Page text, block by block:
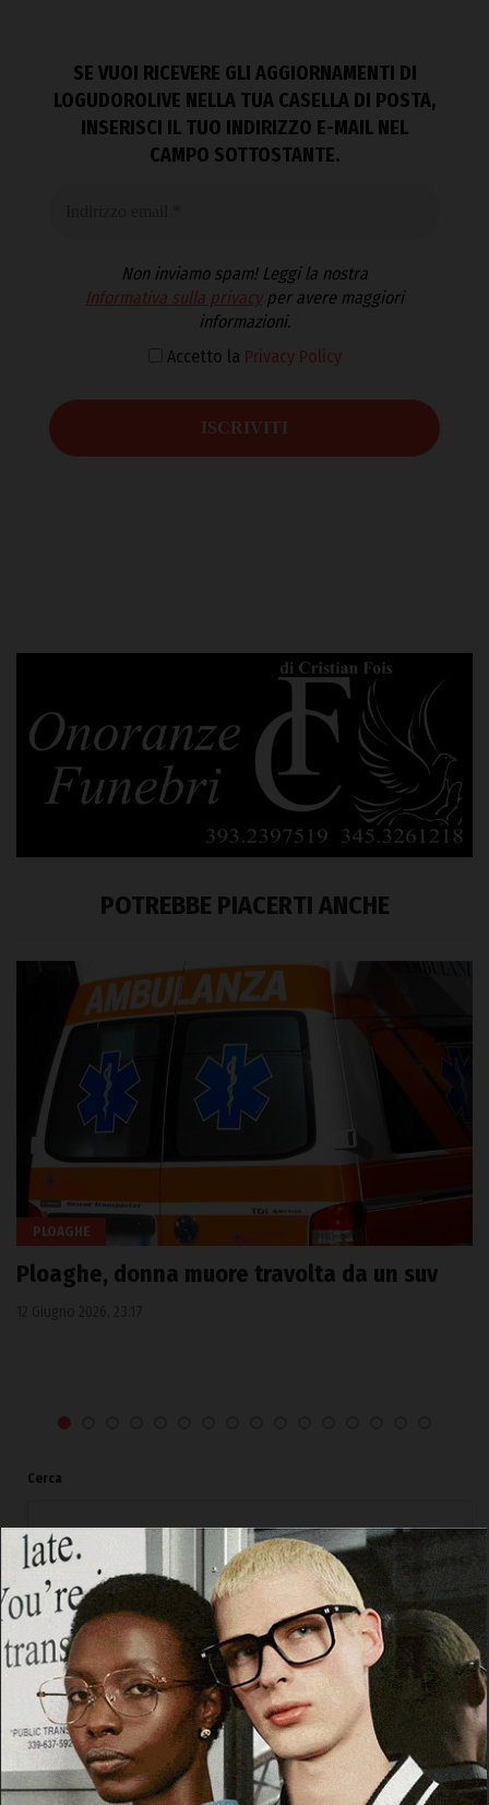
SE VUOI RICEVERE GLI AGGIORNAMENTI DI
LOGUDOROLIVE NELLA TUA CASELLA DI POSTA,
INSERISCI IL TUO INDIRIZZO E-MAIL NEL
CAMPO SOTTOSTANTE.
Non inviamo spam! Leggi la nostra
Informativa sulla privacyper avere maggiori
informazioni.
Accetto la Privacy Policy
POTREBBE PIACERTI ANCHE
PLOAGHE
Ploaghe, donna muore travolta da un suv
Cerca
Cerca
Facebook
Threads
Instagram
X YouTube